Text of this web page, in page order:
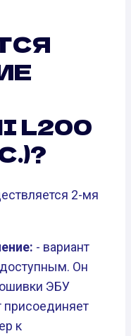
L200
2-мя
- вариант
доступным. Он
ЭБУ
присоединяет
к